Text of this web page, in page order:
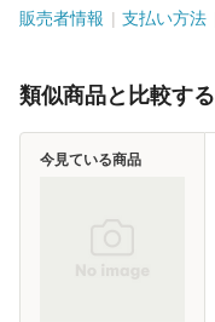
販売者情報 支払い方法
類似商品と比較する
今見ている商品